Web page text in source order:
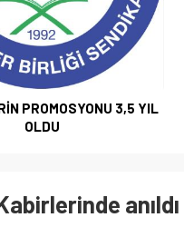
PROMOSYONU 3,5 YIL
OLDU
anıldı